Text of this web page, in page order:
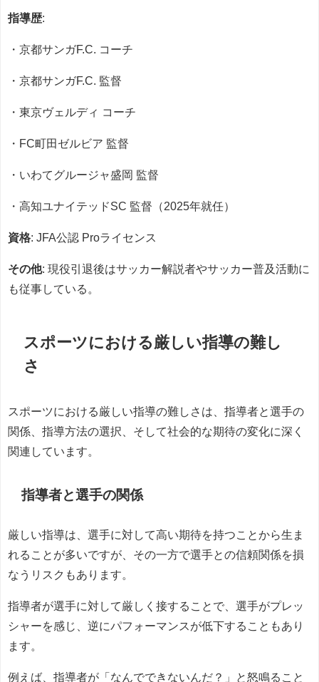
指導歴:
・京都サンガF.C. コーチ
・京都サンガF.C. 監督
・東京ヴェルディ コーチ
・FC町田ゼルビア 監督
・いわてグルージャ盛岡 監督
・高知ユナイテッドSC 監督（2025年就任）
資格: JFA公認 Proライセンス
その他: 現役引退後はサッカー解説者やサッカー普及活動に
も従事している。
スポーツにおける厳しい指導の難し
さ
スポーツにおける厳しい指導の難しさは、指導者と選手の
関係、指導方法の選択、そして社会的な期待の変化に深く
関連しています。
指導者と選手の関係
厳しい指導は、選手に対して高い期待を持つことから生ま
れることが多いですが、その一方で選手との信頼関係を損
なうリスクもあります。
指導者が選手に対して厳しく接することで、選手がプレッ
シャーを感じ、逆にパフォーマンスが低下することもあり
ます。
例えば、指導者が「なんでできないんだ？」と怒鳴ること